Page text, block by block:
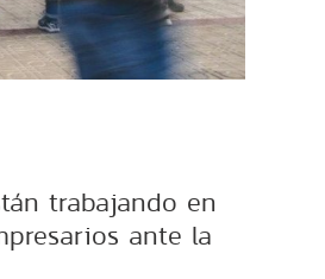
trabajando en
ante la